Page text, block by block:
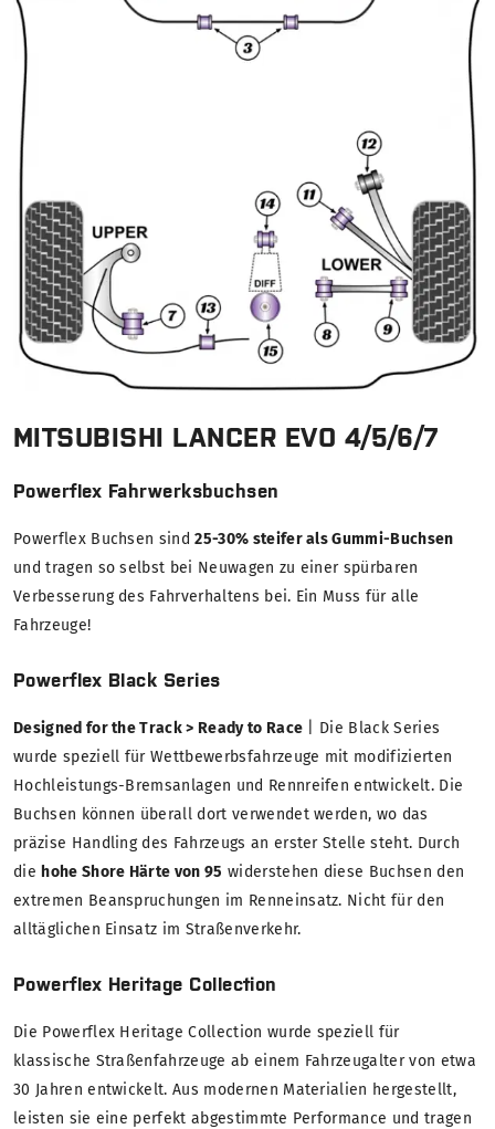
MITSUBISHI LANCER EVO 4/5/6/7
Powerflex Fahrwerksbuchsen
Powerflex Buchsen sind25-30% steifer als Gummi-Buchsen
und tragen so selbst bei Neuwagen zu einer spürbaren
Verbesserung des Fahrverhaltens bei. Ein Muss für alle
Fahrzeuge!
Powerflex Black Series
Designed for the Track > Ready to Race | Die Black Series
wurde speziell für Wettbewerbsfahrzeuge mit modifizierten
Hochleistungs-Bremsanlagen und Rennreifen entwickelt. Die
Buchsen können überall dort verwendet werden, wo das
präzise Handling des Fahrzeugs an erster Stelle steht. Durch
die hohe Shore Härte von 95 widerstehen diese Buchsen den
extremen Beanspruchungen im Renneinsatz. Nicht für den
alltäglichen Einsatz im Straßenverkehr.
Powerflex Heritage Collection
Die Powerflex Heritage Collection wurde speziell für
klassische Straßenfahrzeuge ab einem Fahrzeugalter von etwa
30 Jahren entwickelt. Aus modernen Materialien hergestellt,
leisten sie eine perfekt abgestimmte Performance und tragen